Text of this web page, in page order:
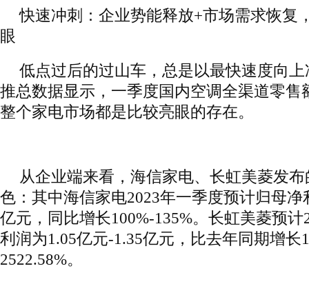
快速冲刺：企业势能释放+市场需求恢复
眼
低点过后的过山车，总是以最快速度向
推总数据显示，一季度国内空调全渠道零售
整个家电市场都是比较亮眼的存在。
从企业端来看，海信家电、长虹美菱发
色：其中海信家电2023年一季度预计归母净
亿元，同比增长100%-135%。长虹美菱预
利润为1.05亿元-1.35亿元，比去年同期增长
2522.58%。